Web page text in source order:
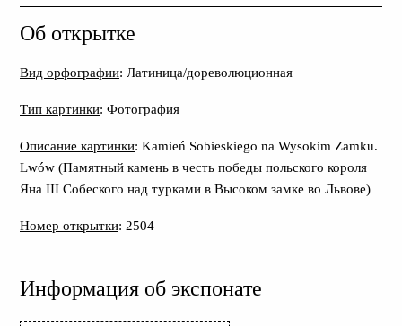
Об открытке
Вид орфографии: Латиница/дореволюционная
Тип картинки: Фотография
Описание картинки: Kamień Sobieskiego na Wysokim Zamku.
Lwów (Памятный камень в честь победы польского короля
Яна III Собеского над турками в Высоком замке во Львове)
Номер открытки: 2504
Информация об экспонате